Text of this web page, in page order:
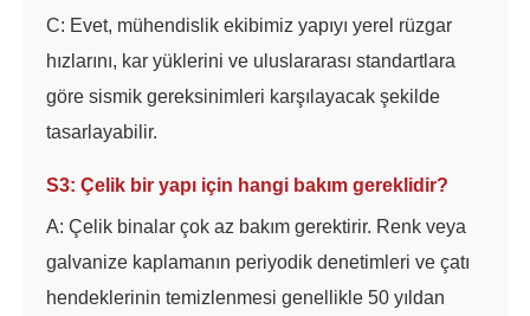
C: Evet, mühendislik ekibimiz yapıyı yerel rüzgar
hızlarını, kar yüklerini ve uluslararası standartlara
göre sismik gereksinimleri karşılayacak şekilde
tasarlayabilir.
S3: Çelik bir yapı için hangi bakım gereklidir?
A: Çelik binalar çok az bakım gerektirir. Renk veya
galvanize kaplamanın periyodik denetimleri ve çatı
hendeklerinin temizlenmesi genellikle 50 yıldan